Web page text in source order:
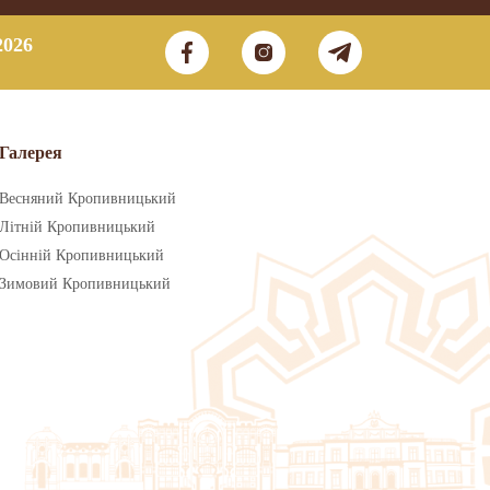
Галерея
Весняний Кропивницький
Літній Кропивницький
Осінній Кропивницький
Зимовий Кропивницький